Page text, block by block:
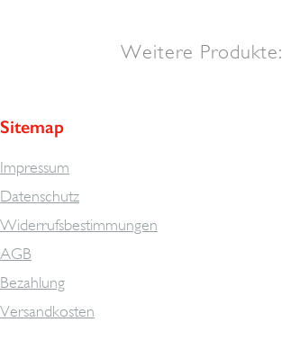
Weitere Produkte:
Sitemap
Impressum
Datenschutz
Widerrufsbestimmungen
AGB
Bezahlung
Versandkosten